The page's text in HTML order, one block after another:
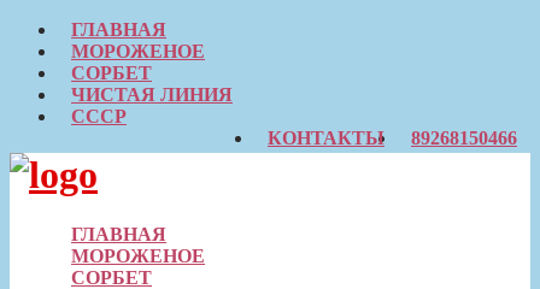
ГЛАВНАЯ
МОРОЖЕНОЕ
СОРБЕТ
ЧИСТАЯ ЛИНИЯ
СССР
89268150466
КОНТАКТЫ
Skip
ГЛАВНАЯ
МОРОЖЕНОЕ
СОРБЕТ